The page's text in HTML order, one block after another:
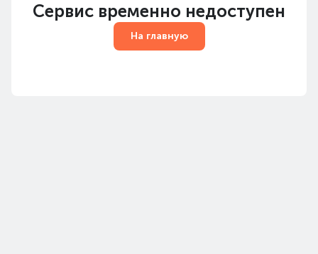
Сервис временно недоступен
На главную